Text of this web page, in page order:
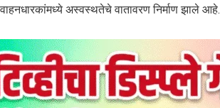
अस्वस्थतेचे वातावरण निर्माण झाले आहे.